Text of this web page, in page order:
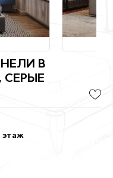
В
СЕРЫЕ
этаж